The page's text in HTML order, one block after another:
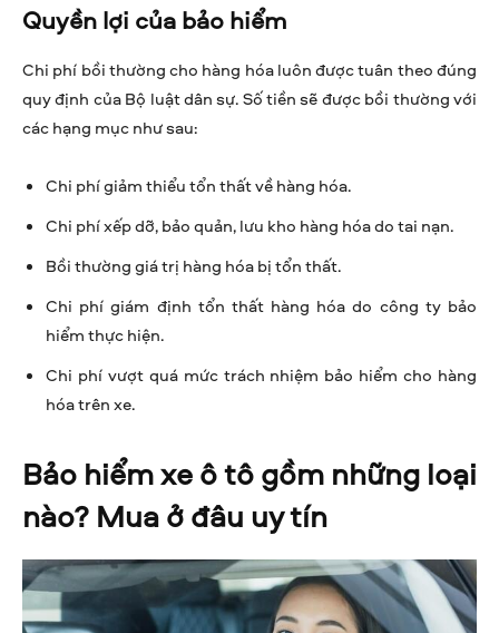
Quyền lợi của bảo hiểm
Chi phí bồi thường cho hàng hóa luôn được tuân theo đúng
quy định của Bộ luật dân sự. Số tiền sẽ được bồi thường với
các hạng mục như sau:
Chi phí giảm thiểu tổn thất về hàng hóa.
Chi phí xếp dỡ, bảo quản, lưu kho hàng hóa do tai nạn.
Bồi thường giá trị hàng hóa bị tổn thất.
Chi phí giám định tổn thất hàng hóa do công ty bảo
hiểm thực hiện.
Chi phí vượt quá mức trách nhiệm bảo hiểm cho hàng
hóa trên xe.
Bảo hiểm xe ô tô gồm những loại
nào? Mua ở đâu uy tín